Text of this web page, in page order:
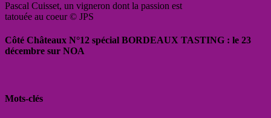
Pascal Cuisset, un vigneron dont la passion est
tatouée au coeur © JPS
Côté Châteaux N°12 spécial BORDEAUX TASTING : le 23
décembre sur NOA
Mots-clés